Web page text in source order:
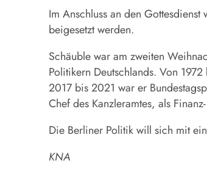
Im Anschluss an den
beigesetzt werden.
Schäuble war am zweiten
Politikern Deutschlands. Von
2017 bis 2021 war er
Chef des Kanzleramtes, als
Die Berliner Politik will sich mit
KNA